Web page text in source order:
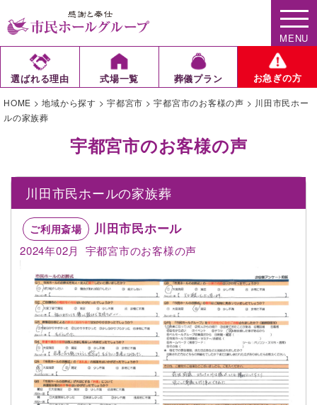
MENU
選ばれる理由 式場一覧 葬儀プラン お急ぎの方
HOME >地域から探す > 宇都宮市 >宇都宮市のお客様の声 > 川田市民ホー
ルの家族葬
宇都宮市のお客様の声
川田市民ホールの家族葬
ご利用斎場 川田市民ホール
2024年02月 宇都宮市のお客様の声